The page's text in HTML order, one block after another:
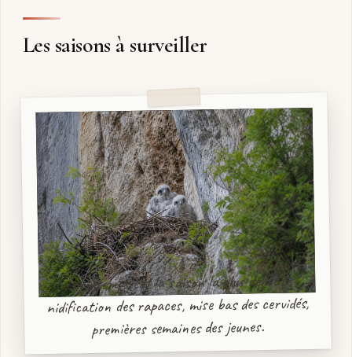
Les saisons à surveiller
Le printemps est la saison la plus délicate :
nidification des rapaces, mise bas des cervidés,
premières semaines des jeunes.